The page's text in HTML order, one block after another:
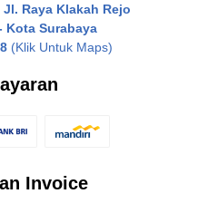
Jl. Raya Klakah Rejo
Kota Surabaya
(Klik Untuk Maps)
Invoice